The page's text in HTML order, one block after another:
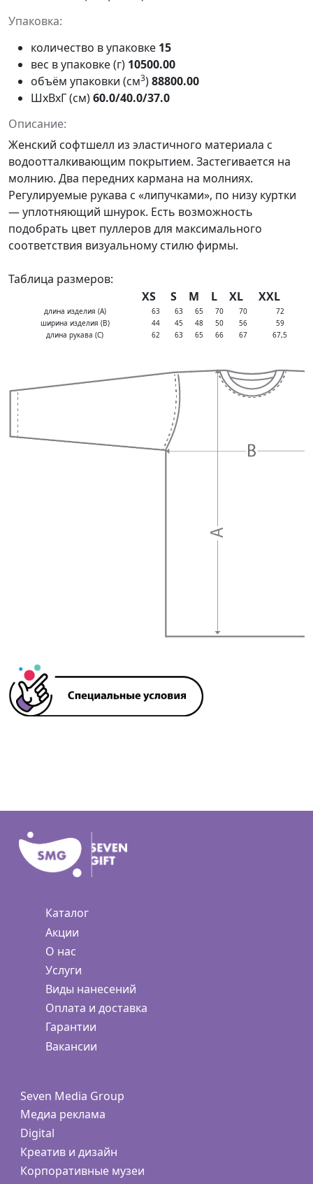
Упаковка:
количество в упаковке 15
вес в упаковке (г) 10500.00
объём упаковки (см3)88800.00
ШxВxГ (см)60.0/40.0/37.0
Описание:
Женский софтшелл из эластичного материала c
водоотталкивающим покрытием. Застегивается на
молнию. Два передних кармана на молниях.
Регулируемые рукава с «липучками», по низу куртки
— уплотняющий шнурок. Есть возможность
подобрать цвет пуллеровдля максимального
соответствия визуальному стилю фирмы.
Таблица размеров:
XS
S M L XL XXL
длина изделия (A) 63 63 65 70 70
72
ширина изделия (B)
44 45 48 50 56
59
длина рукава (С)
62 63 65 66 67 67,5
Каталог
Акции
О нас
Услуги
Виды нанесений
Оплата и доставка
Гарантии
Вакансии
Seven Media Group
Медиа реклама
Digital
Креатив и дизайн
Корпоративные музеи